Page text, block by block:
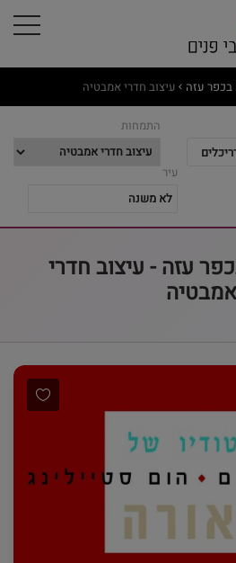
בכפר עזה עיצוב חדרי אמבטיה
התמחות
עיר
עזה - עיצוב חדרי
אמבטיה